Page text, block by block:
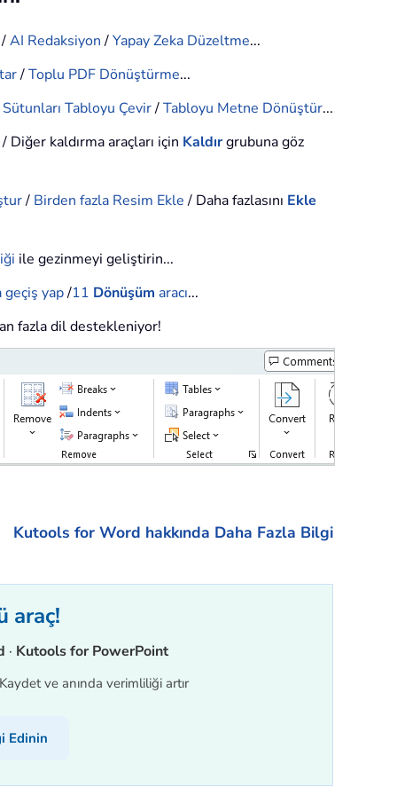
AI Redaksiyon/Yapay Zeka Düzeltme...
/Toplu PDF Dönüştürme...
Sütunları Tabloyu Çevir/Tabloyu Metne Dönüştür...
/ Diğer kaldırma araçları için Kaldırgrubuna göz
/ Birden fazla Resim Ekle/ Daha fazlasını Ekle
ile gezinmeyi geliştirin...
geçiş yap/11 Dönüşüm aracı...
fazla dil destekleniyor!
Kutools for Word hakkında Daha Fazla Bilgi
araç!
· Kutools for PowerPoint
ve anında verimliliği artır
Edinin